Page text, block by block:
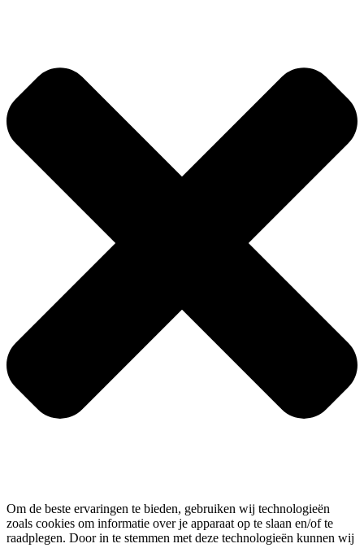
Om de beste ervaringen te bieden, gebruiken wij technologieën
zoals cookies om informatie over je apparaat op te slaan en/of te
raadplegen. Door in te stemmen met deze technologieën kunnen wij